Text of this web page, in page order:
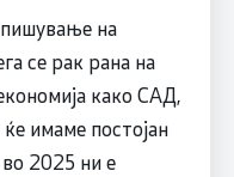
на
се рак рана на
како САД,
имаме постојан
2025 ни е